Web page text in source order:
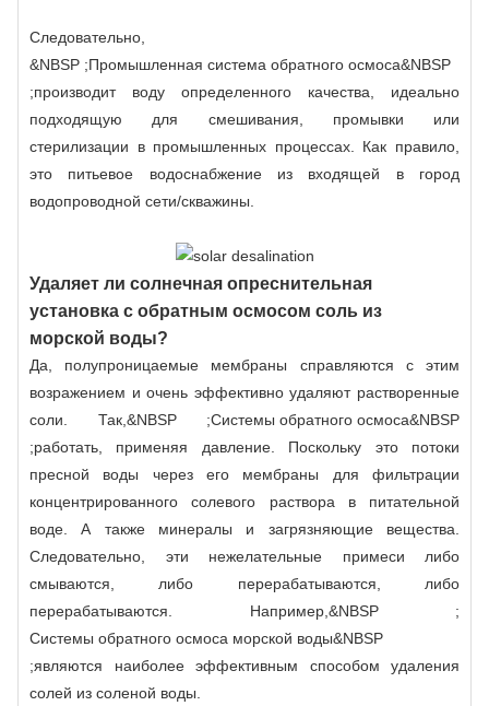
Следовательно,
&NBSP ;Промышленная система обратного осмоса&NBSP
;производит воду определенного качества, идеально
подходящую для смешивания, промывки или
стерилизации в промышленных процессах. Как правило,
это питьевое водоснабжение из входящей в город
водопроводной сети/скважины.
Удаляет ли солнечная опреснительная
установка с обратным осмосом соль из
морской воды?
Да, полупроницаемые мембраны справляются с этим
возражением и очень эффективно удаляют растворенные
соли. Так,&NBSP ;Системы обратного осмоса&NBSP
;работать, применяя давление. Поскольку это потоки
пресной воды через его мембраны для фильтрации
концентрированного солевого раствора в питательной
воде. А также минералы и загрязняющие вещества.
Следовательно, эти нежелательные примеси либо
смываются, либо перерабатываются, либо
перерабатываются. Например,&NBSP ;
Системы обратного осмоса морской воды&NBSP
;являются наиболее эффективным способом удаления
солей из соленой воды.